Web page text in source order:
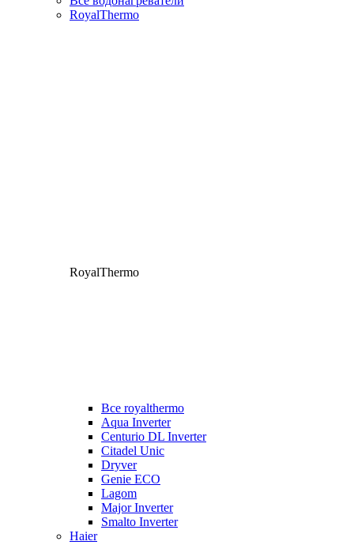
RoyalThermo
RoyalThermo
Все royalthermo
Aqua Inverter
Centurio DL Inverter
Citadel Unic
Dryver
Genie ECO
Lagom
Major Inverter
Smalto Inverter
Haier